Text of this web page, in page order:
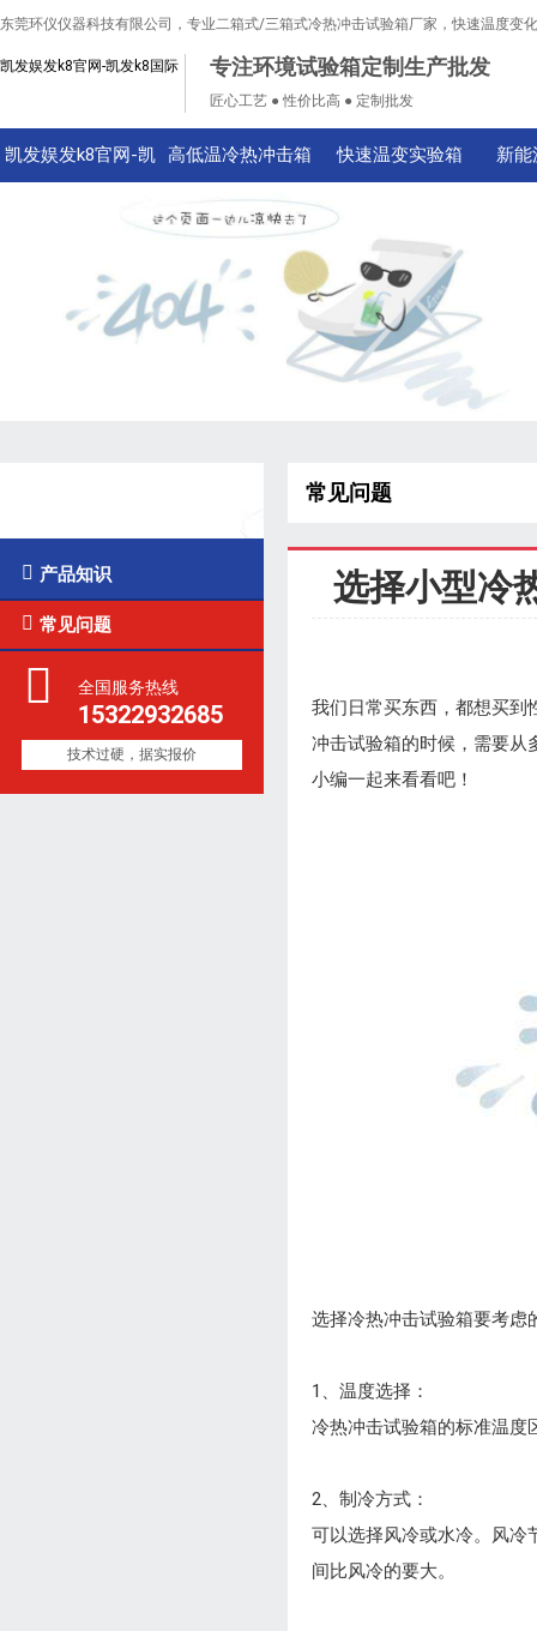
东莞环仪仪器科技有限公司，专业二箱式/三箱式冷热冲击试验箱厂家，快速温度变
凯发娱发k8官网-凯发k8国际 专注环境试验箱定制生产批发
匠心工艺 ● 性价比高 ● 定制批发
凯发娱发k8官网-凯 高低温冷热冲击箱 快速温变实验箱 新
 产品知识
 常见问题
全国服务热线
15322932685
技术过硬，据实报价
常见问题
选择小型冷
我们日常买东西，都想买到
冲击试验箱的时候，需要从
小编一起来看看吧！
选择冷热冲击试验箱要考虑
1、温度选择：
冷热冲击试验箱的标准温
2、制冷方式：
可以选择风冷或水冷。风冷
间比风冷的要大。